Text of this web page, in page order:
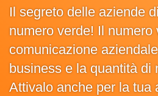
Il segreto delle aziende
numero verde! Il numero
comunicazione
business e la quantità di
Attivalo anche per la tua